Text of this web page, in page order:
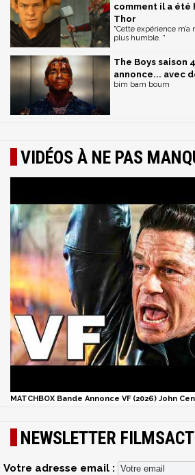
comment il a été
Thor
"Cette expérience m’a
plus humble. "
The Boys saison
annonce... avec
bim bam boum
VIDÉOS À NE PAS
MATCHBOX Bande Annonce VF (2026) John
NEWSLETTER
Votre adresse email :